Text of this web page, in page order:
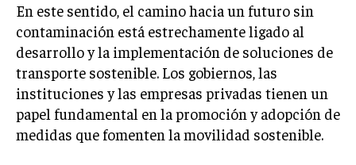
LIFESTYLE
MARKETING
ESTRATEGIAS DE MARKETING
AGENCIAS DE MARKETING
AGENCIAS DE POSICIONAMIENTO WEB SEO
VENTA DE ENLACES
En este sentido, el camino hacia un futuro sin
contaminación está estrechamente ligado al
desarrollo y la implementación de soluciones de
transporte sostenible. Los gobiernos, las
instituciones y las empresas privadas tienen un
papel fundamental en la promoción y adopción de
medidas que fomenten la movilidad sostenible.